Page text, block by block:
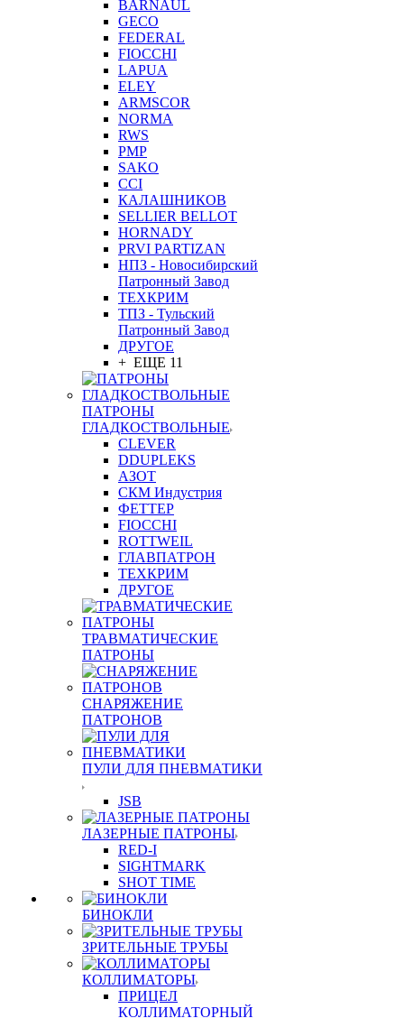
BARNAUL
GEСO
FEDERAL
FIOCCHI
LAPUA
ELEY
ARMSCOR
NORMA
RWS
PMP
SAKO
CCI
КАЛАШНИКОВ
SELLIER BELLOT
HORNADY
PRVI PARTIZAN
НПЗ - Новосибирский
Патронный Завод
ТЕХКРИМ
ТПЗ - Тульский
Патронный Завод
ДРУГОЕ
+ ЕЩЕ 11
ПАТРОНЫ
ГЛАДКОСТВОЛЬНЫЕ
CLEVER
DDUPLEKS
АЗОТ
СКМ Индустрия
ФЕТТЕР
FIOCCHI
ROTTWEIL
ГЛАВПАТРОН
ТЕХКРИМ
ДРУГОЕ
ТРАВМАТИЧЕСКИЕ
ПАТРОНЫ
СНАРЯЖЕНИЕ
ПАТРОНОВ
ПУЛИ ДЛЯ ПНЕВМАТИКИ
JSB
ЛАЗЕРНЫЕ ПАТРОНЫ
RED-I
SIGHTMARK
SHOT TIME
БИНОКЛИ
ЗРИТЕЛЬНЫЕ ТРУБЫ
КОЛЛИМАТОРЫ
ПРИЦЕЛ
КОЛЛИМАТОРНЫЙ